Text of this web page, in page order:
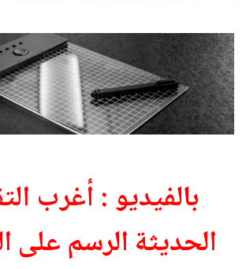
بالفيديو : أغرب
الحديثة الرسم على